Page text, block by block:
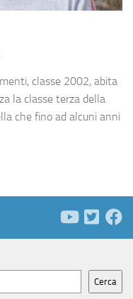
classe 2002, abita
la classe terza della
che fino ad alcuni anni
Cerca